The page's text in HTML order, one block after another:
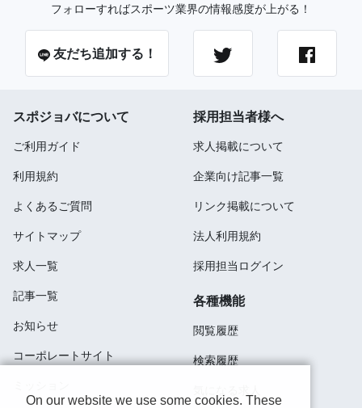
フォローすればスポーツ業界の情報感度が上がる！
友だち追加する！
スポジョバについて
ご利用ガイド
利用規約
よくあるご質問
サイトマップ
求人一覧
記事一覧
お知らせ
コーポレートサイト
採用担当者様へ
求人掲載について
企業向け記事一覧
リンク掲載について
法人利用規約
採用担当ログイン
各種機能
閲覧履歴
検索履歴
On our website we use some cookies. These